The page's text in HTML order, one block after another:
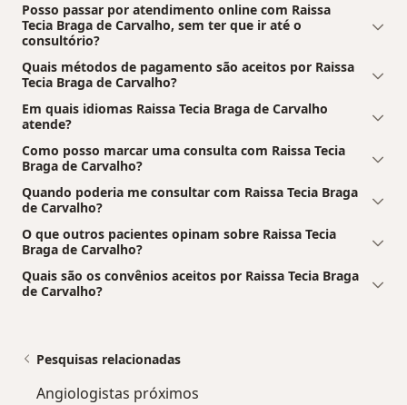
Posso passar por atendimento online com Raissa
Tecia Braga de Carvalho, sem ter que ir até o
consultório?
Quais métodos de pagamento são aceitos por Raissa
Tecia Braga de Carvalho?
Em quais idiomas Raissa Tecia Braga de Carvalho
atende?
Como posso marcar uma consulta com Raissa Tecia
Braga de Carvalho?
Quando poderia me consultar com Raissa Tecia Braga
de Carvalho?
O que outros pacientes opinam sobre Raissa Tecia
Braga de Carvalho?
Quais são os convênios aceitos por Raissa Tecia Braga
de Carvalho?
Pesquisas relacionadas
Angiologistas próximos